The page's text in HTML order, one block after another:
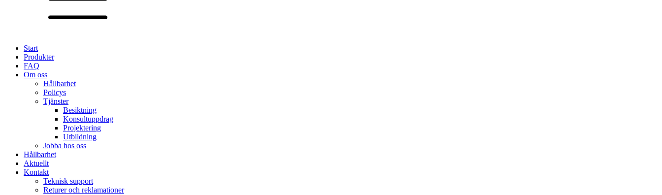
Start
Produkter
FAQ
Om oss
Hållbarhet
Policys
Tjänster
Besiktning
Konsultuppdrag
Projektering
Utbildning
Jobba hos oss
Hållbarhet
Aktuellt
Kontakt
Teknisk support
Returer och reklamationer